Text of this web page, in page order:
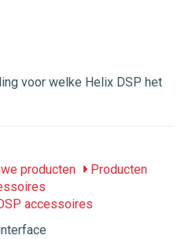
voor welke Helix DSP het
producten
Producten
accessoires